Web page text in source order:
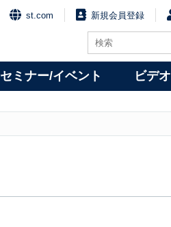
st.com 新規会員登録
セミナー/イベント ビデオ